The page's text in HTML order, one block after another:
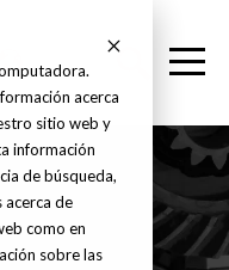
acerca
sitio web y
información
de búsqueda,
acerca de
como en
sobre las